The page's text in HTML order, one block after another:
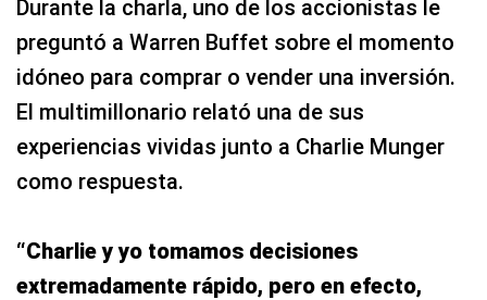
Durante la charla, uno de los accionistas le
preguntó a Warren Buffet sobre el momento
idóneo para comprar o vender una inversión.
El multimillonario relató una de sus
experiencias vividas junto a Charlie Munger
como respuesta.
“Charlie y yo tomamos decisiones
extremadamente rápido, pero en efecto,